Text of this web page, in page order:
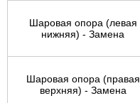
Шаровая опора (левая
нижняя) - Замена
Шаровая опора (правая
верхняя) - Замена